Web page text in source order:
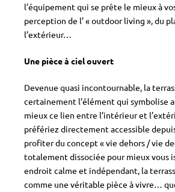
l’équipement qui se prête le mieux à
perception de l’ « outdoor living », du
l’extérieur…
Une pièce à ciel ouvert
Devenue quasi incontournable, la
certainement l’élément qui symbolise
mieux ce lien entre l’intérieur et
préfériez directement accessible
profiter du concept « vie dehors / vie
totalement dissociée pour mieux vous
endroit calme et indépendant, la
comme une véritable pièce à vivre…